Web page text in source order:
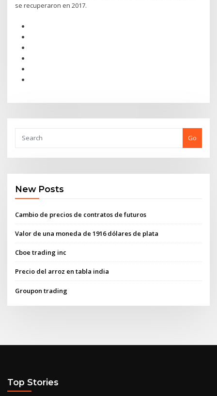
se recuperaron en 2017.
Go
New Posts
Cambio de precios de contratos de futuros
Valor de una moneda de 1916 dólares de plata
Cboe trading inc
Precio del arroz en tabla india
Groupon trading
Top Stories